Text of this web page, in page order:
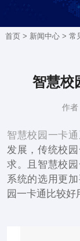
首页 > 新闻中心> 常
智慧校
作者
智慧校园一卡
发展，传统校
求。且智慧校
系统的选用更
园一卡通比较好